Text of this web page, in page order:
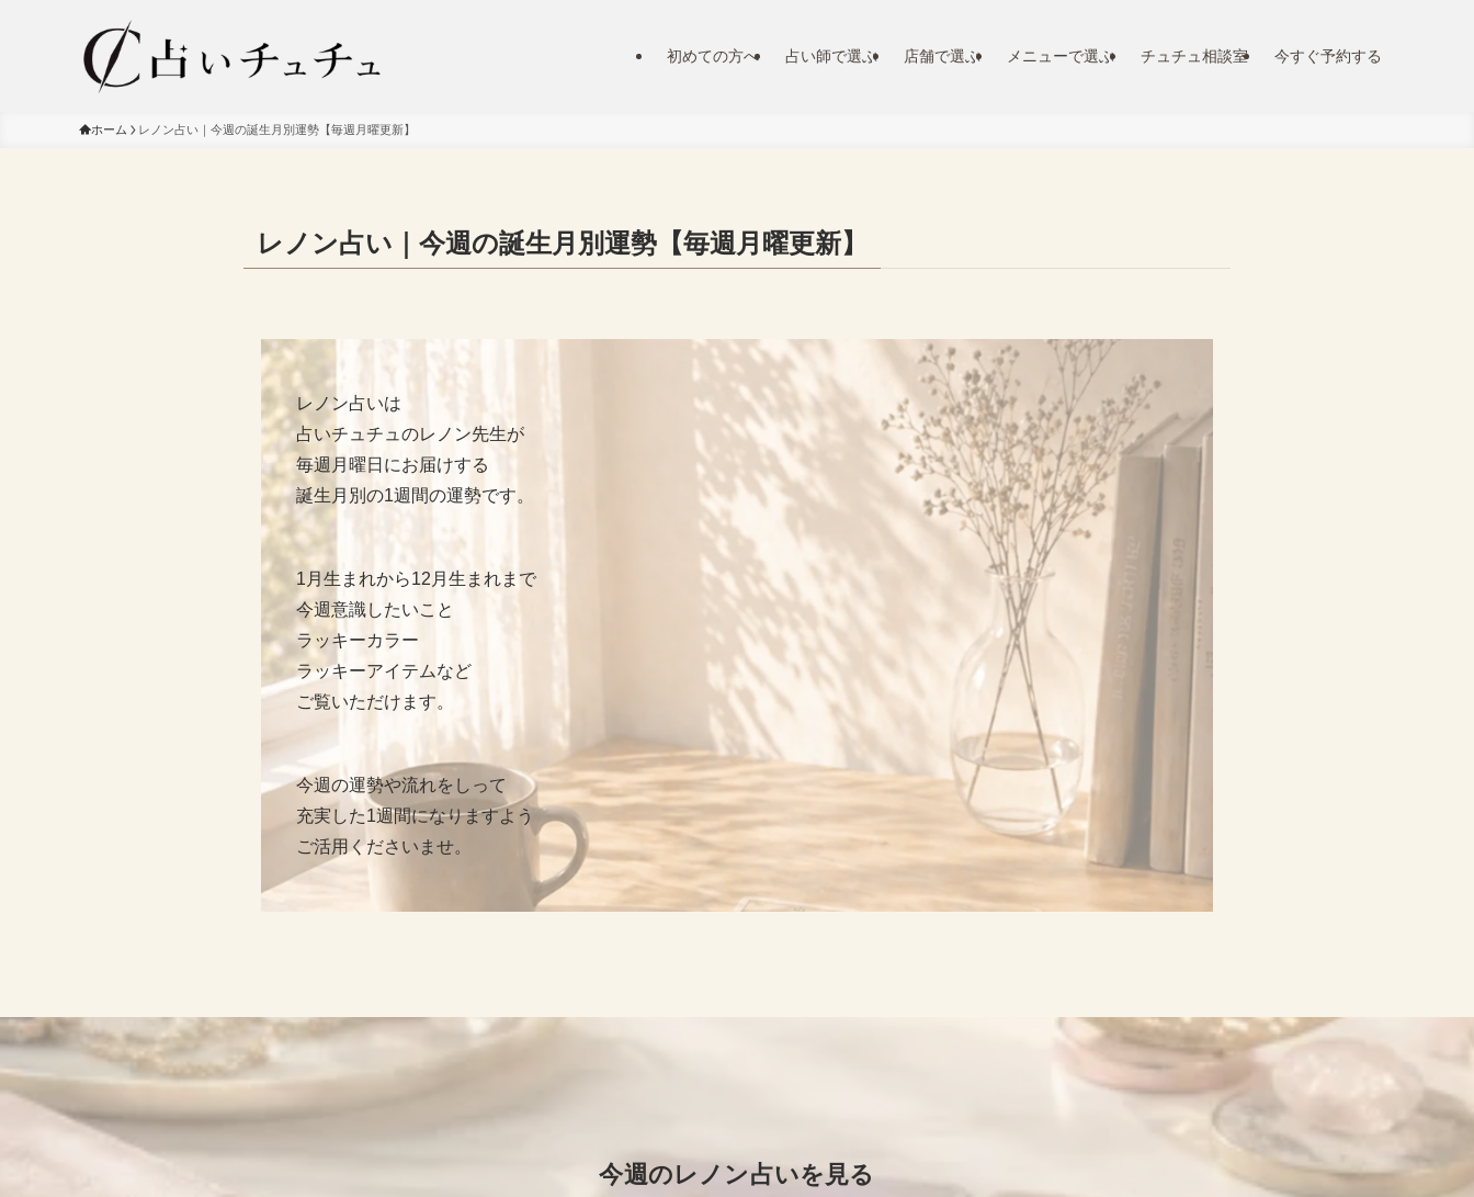
初めての方へ 占い師で選ぶ 店舗で選ぶ メニューで選ぶ チュチュ相談室 今すぐ予約する
ホーム レノン占い｜今週の誕生月別運勢【毎週月曜更新】
レノン占い｜今週の誕生月別運勢【毎週月曜更新】
レノン占いは
占いチュチュのレノン先生が
毎週月曜日にお届けする
誕生月別の1週間の運勢です。
1月生まれから12月生まれまで
今週意識したいこと
ラッキーカラー
ラッキーアイテムなど
ご覧いただけます。
今週の運勢や流れをしって
充実した1週間になりますよう
ご活用くださいませ。
今週のレノン占いを見る